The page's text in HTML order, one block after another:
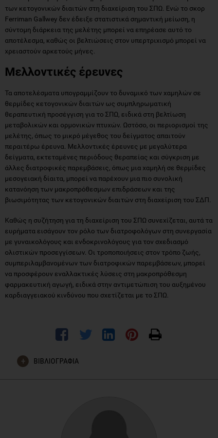
των κετογονικών διαιτών στη διαχείριση του ΣΠΩ. Ενώ το σκορ
Ferriman Gallwey δεν έδειξε στατιστικά σημαντική μείωση, η
σύντομη διάρκεια της μελέτης μπορεί να επηρέασε αυτό το
αποτέλεσμα, καθώς οι βελτιώσεις στον υπερτριχισμό μπορεί να
χρειαστούν αρκετούς μήνες.
Μελλοντικές έρευνες
Τα αποτελέσματα υπογραμμίζουν το δυναμικό των χαμηλών σε
θερμίδες κετογονικών διαιτών ως συμπληρωματική
θεραπευτική προσέγγιση για το ΣΠΩ, ειδικά στη βελτίωση
μεταβολικών και ορμονικών πτυχών. Ωστόσο, οι περιορισμοί της
μελέτης, όπως το μικρό μέγεθος του δείγματος απαιτούν
περαιτέρω έρευνα. Μελλοντικές έρευνες με μεγαλύτερα
δείγματα, εκτεταμένες περιόδους θεραπείας και σύγκριση με
άλλες διατροφικές παρεμβάσεις, όπως μια χαμηλή σε θερμίδες
μεσογειακή δίαιτα, μπορεί να παρέχουν μια πιο συνολική
κατανόηση των μακροπρόθεσμων επιδράσεων και της
βιωσιμότητας των κετογονικών διαιτών στη διαχείριση του ΣΔΠ.
Καθώς η συζήτηση για τη διαχείριση του ΣΠΩ συνεχίζεται, αυτά τα
ευρήματα εισάγουν τον ρόλο των διατροφολόγων στη συνεργασία
με γυναικολόγους και ενδοκρινολόγους για τον σχεδιασμό
ολιστικών προσεγγίσεων. Οι τροποποιήσεις στον τρόπο ζωής,
συμπεριλαμβανομένων των διατροφικών παρεμβάσεων, μπορεί
να προσφέρουν εναλλακτικές λύσεις στη μακροπρόθεσμη
φαρμακευτική αγωγή, ειδικά στην αντιμετώπιση του αυξημένου
καρδιαγγειακού κινδύνου που σχετίζεται με το ΣΠΩ.
ΒΙΒΛΙΟΓΡΑΦΙΑ